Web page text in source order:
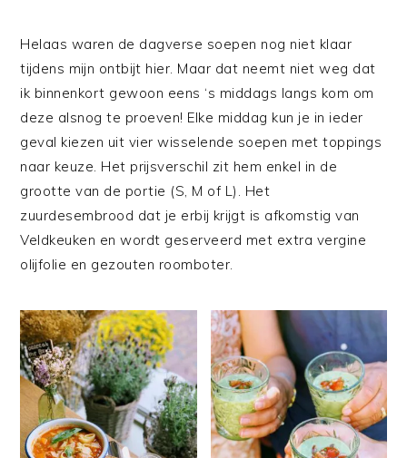
Helaas waren de dagverse soepen nog niet klaar
tijdens mijn ontbijt hier. Maar dat neemt niet weg dat
ik binnenkort gewoon eens ‘s middags langs kom om
deze alsnog te proeven! Elke middag kun je in ieder
geval kiezen uit vier wisselende soepen met toppings
naar keuze. Het prijsverschil zit hem enkel in de
grootte van de portie (S, M of L). Het
zuurdesembrood dat je erbij krijgt is afkomstig van
Veldkeuken en wordt geserveerd met extra vergine
olijfolie en gezouten roomboter.